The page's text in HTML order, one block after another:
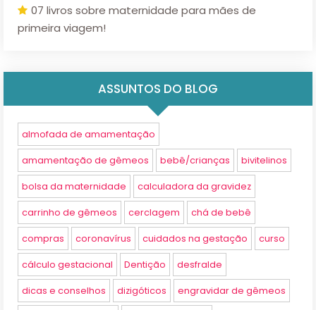
07 livros sobre maternidade para mães de
primeira viagem!
ASSUNTOS DO BLOG
almofada de amamentação
amamentação de gêmeos bebê/crianças bivitelinos
bolsa da maternidade calculadora da gravidez
carrinho de gêmeos cerclagem chá de bebê
compras coronavírus cuidados na gestação curso
cálculo gestacional Dentição desfralde
dicas e conselhos dizigóticos engravidar de gêmeos